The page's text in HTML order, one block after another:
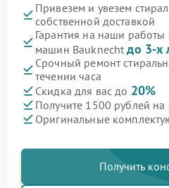
Привезем и увезем
собственной доставкой
Гарантия на наши
машин Bauknechtдо 3-х
Срочный ремонт
течении часа
Скидка для вас до 20%
Получите 1500 рублей на
Оригинальные
Получить